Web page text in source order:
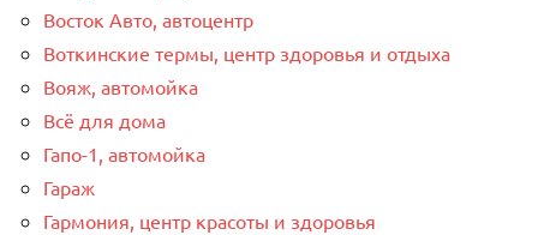
Восток Авто, автоцентр
Воткинские термы, центр здоровья и отдыха
Вояж, автомойка
Всё для дома
Гапо-1, автомойка
Гараж
Гармония, центр красоты и здоровья